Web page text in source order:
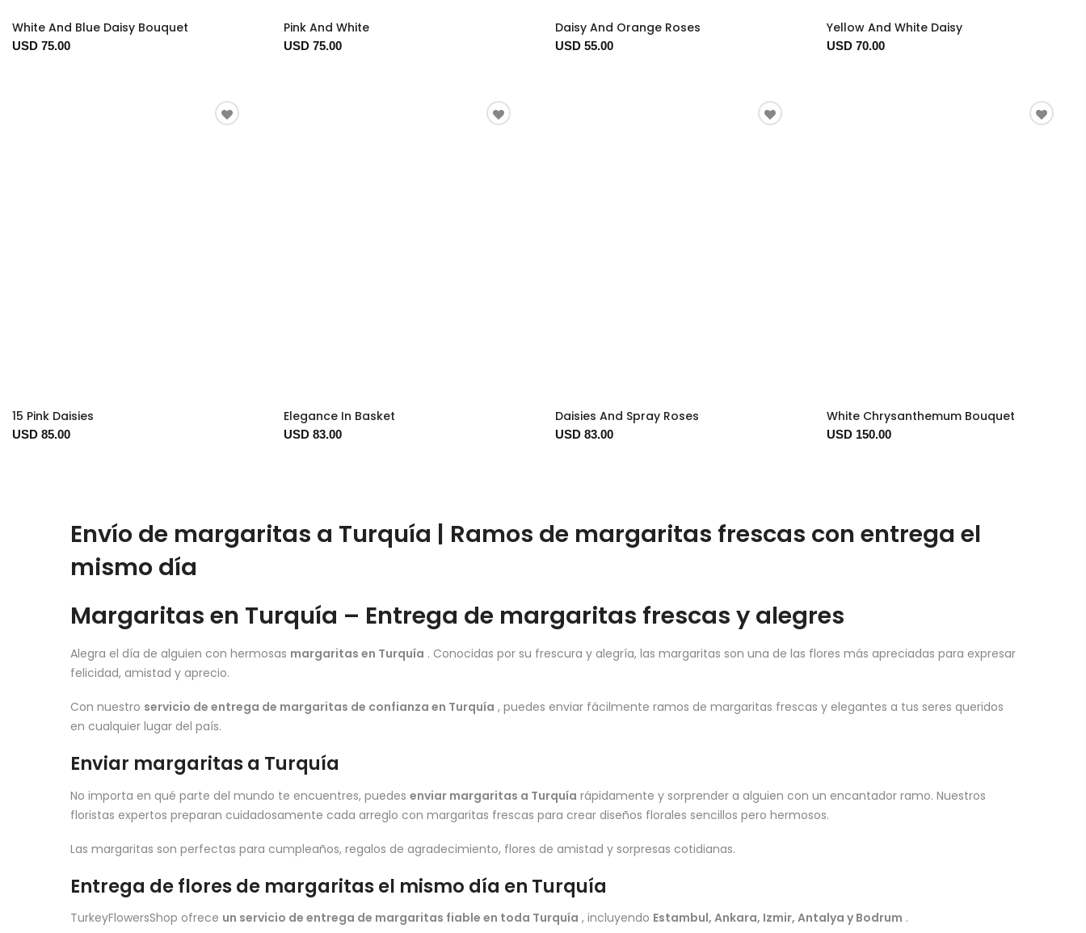
White And Blue Daisy Bouquet
USD 75.00
Pink And White
USD 75.00
Daisy And Orange Roses
USD 55.00
Yellow And White Daisy
USD 70.00
15 Pink Daisies
USD 85.00
Elegance In Basket
USD 83.00
Daisies And Spray Roses
USD 83.00
White Chrysanthemum Bouquet
USD 150.00
Envío de margaritas a Turquía | Ramos de margaritas frescas con entrega el
mismo día
Margaritas en Turquía – Entrega de margaritas frescas y alegres
Alegra el día de alguien con hermosas margaritas en Turquía . Conocidas por su frescura y alegría, las margaritas son una de las flores más apreciadas para expresar
felicidad, amistad y aprecio.
Con nuestro servicio de entrega de margaritas de confianza en Turquía , puedes enviar fácilmente ramos de margaritas frescas y elegantes a tus seres queridos
en cualquier lugar del país.
Enviar margaritas a Turquía
No importa en qué parte del mundo te encuentres, puedes enviar margaritas a Turquía rápidamente y sorprender a alguien con un encantador ramo. Nuestros
floristas expertos preparan cuidadosamente cada arreglo con margaritas frescas para crear diseños florales sencillos pero hermosos.
Las margaritas son perfectas para cumpleaños, regalos de agradecimiento, flores de amistad y sorpresas cotidianas.
Entrega de flores de margaritas el mismo día en Turquía
TurkeyFlowersShop ofrece un servicio de entrega de margaritas fiable en toda Turquía , incluyendo Estambul, Ankara, Izmir, Antalya y Bodrum .